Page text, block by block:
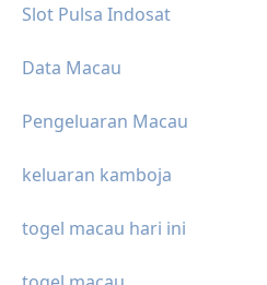
Slot Pulsa Indosat
Data Macau
Pengeluaran Macau
keluaran kamboja
togel macau hari ini